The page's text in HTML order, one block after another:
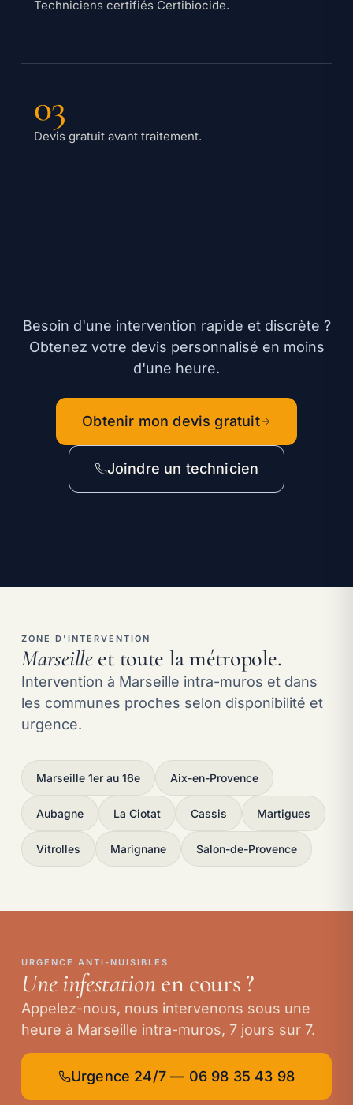
Techniciens certifiés Certibiocide.
03
Devis gratuit avant traitement.
Besoin d'une intervention rapide et discrète ?
Obtenez votre devis personnalisé en moins
d'une heure.
Obtenir mon devis gratuit
Joindre un technicien :
Joindre un technicien
ZONE D'INTERVENTION
Marseilleet toute la métropole.
Intervention à Marseille intra-muros et dans
les communes proches selon disponibilité et
urgence.
Marseille 1er au 16e Aix-en-Provence
Aubagne La Ciotat Cassis Martigues
Vitrolles Marignane Salon-de-Provence
URGENCE ANTI-NUISIBLES
Une infestationen cours ?
Appelez-nous, nous intervenons sous une
heure à Marseille intra-muros, 7 jours sur 7.
Appel urgence :
Urgence 24/7 — 06 98 35 43 98